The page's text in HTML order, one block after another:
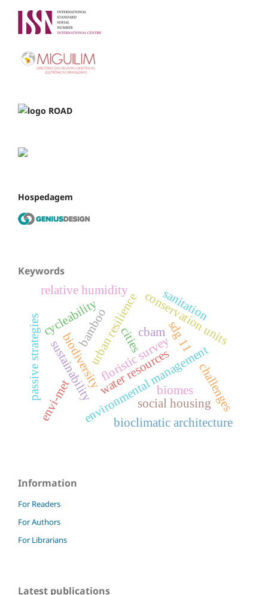
Hospedagem
Keywords
environmental management
biodiversity biomes
floristic survey
conservation units
sustainability challenges
urban resilience sdg 11
relative humidity
envi-met
water resources
cities
passive strategies
bioclimatic architecture
cbam
sanitation
cycleability
social housing
bamboo
Information
For Readers
For Authors
For Librarians
Latest publications